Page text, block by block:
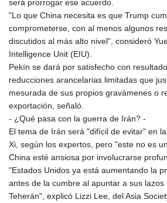
será prorrogar ese acuerdo.
"Lo que China necesita es que Trump
comprometerse, con al menos algunos
discutidos al más alto nivel", consideró
Intelligence Unit (EIU).
Pekín se dará por satisfecho con
reducciones arancelarias limitadas que
mesurada de sus propios gravámenes o
exportación, señaló.
- ¿Qué pasa con la guerra de Irán? -
El tema de Irán será "difícil de evitar" en
Xi, según los expertos, pero "este no es
China esté ansiosa por involucrarse
"Estados Unidos ya está aumentando la
antes de la cumbre al apuntar a sus lazos
Teherán", explicó Lizzi Lee, del Asia